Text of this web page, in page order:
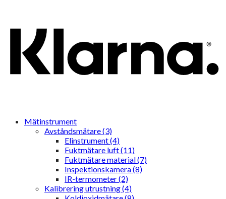
Mätinstrument
Avståndsmätare (3)
Elinstrument (4)
Fuktmätare luft (11)
Fuktmätare material (7)
Inspektionskamera (8)
IR-termometer (2)
Kalibrering utrustning (4)